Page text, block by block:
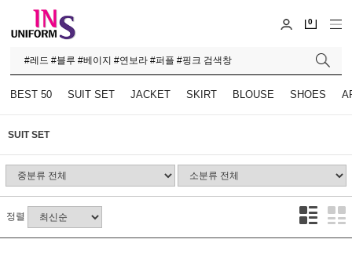
0
BEST 50 SUIT SET JACKET SKIRT BLOUSE SHOES
SUIT SET
정렬